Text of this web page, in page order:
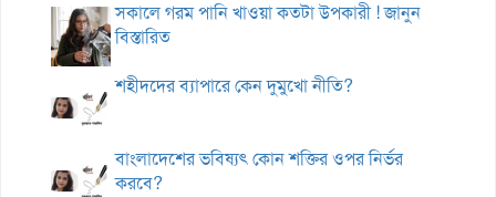
সকালে গরম পানি খাওয়া কতটা উপকারী ! জানুন
বিস্তারিত
শহীদদের ব্যাপারে কেন দুমুখো নীতি?
বাংলাদেশের ভবিষ্যৎ কোন শক্তির ওপর নির্ভর
করবে?